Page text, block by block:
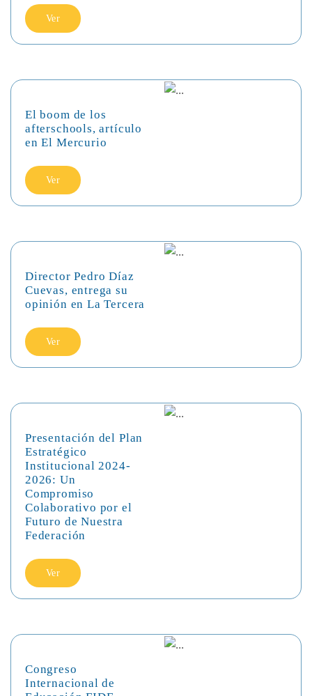
Ver
El boom de los
afterschools, artículo
en El Mercurio
Ver
Director Pedro Díaz
Cuevas, entrega su
opinión en La Tercera
Ver
Presentación del Plan
Estratégico
Institucional 2024-
2026: Un
Compromiso
Colaborativo por el
Futuro de Nuestra
Federación
Ver
Congreso
Internacional de